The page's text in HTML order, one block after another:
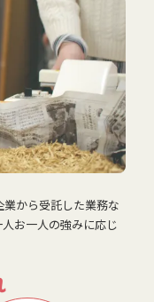
から受託した業務な
お一人の強みに応じ